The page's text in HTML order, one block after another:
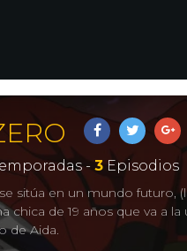
- 3Episodios
sitúa en un mundo futuro,
chica de 19 años que va a
de Aida.